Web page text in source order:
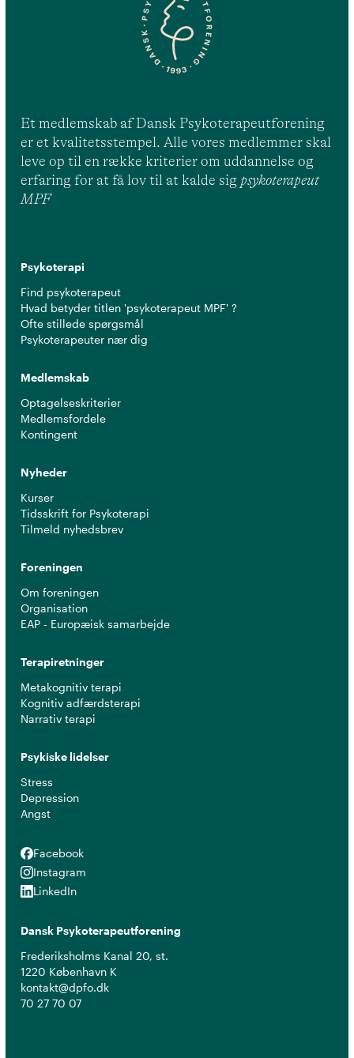
Et medlemskab af Dansk Psykoterapeutforening
er et kvalitetsstempel. Alle vores medlemmer skal
leve op til en række kriterier om uddannelse og
erfaring for at få lov til at kalde sig psykoterapeut
MPF
Psykoterapi
Find psykoterapeut
Hvad betyder titlen 'psykoterapeut MPF' ?
Ofte stillede spørgsmål
Psykoterapeuter nær dig
Medlemskab
Optagelseskriterier
Medlemsfordele
Kontingent
Nyheder
Kurser
Tidsskrift for Psykoterapi
Tilmeld nyhedsbrev
Foreningen
Om foreningen
Organisation
EAP - Europæisk samarbejde
Terapiretninger
Metakognitiv terapi
Kognitiv adfærdsterapi
Narrativ terapi
Psykiske lidelser
Stress
Depression
Angst
Facebook
Facebook
Instagram
Instagram
LinkedIn
LinkedIn
Dansk Psykoterapeutforening
Frederiksholms Kanal 20, st.
1220 København K
kontakt@dpfo.dk
70 27 70 07